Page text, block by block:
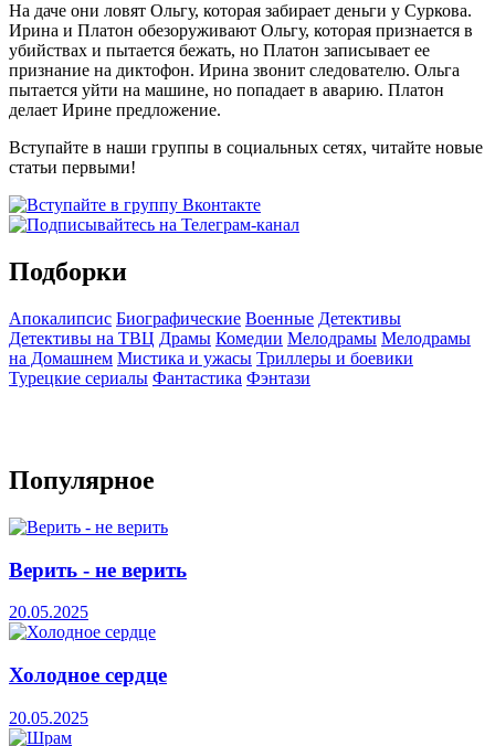
На даче они ловят Ольгу, которая забирает деньги у Суркова.
Ирина и Платон обезоруживают Ольгу, которая признается в
убийствах и пытается бежать, но Платон записывает ее
признание на диктофон. Ирина звонит следователю. Ольга
пытается уйти на машине, но попадает в аварию. Платон
делает Ирине предложение.
Вступайте в наши группы в социальных сетях, читайте новые
статьи первыми!
Подборки
Апокалипсис Биографические Военные Детективы
Детективы на ТВЦ Драмы Комедии Мелодрамы Мелодрамы
на Домашнем Мистика и ужасы Триллеры и боевики
Турецкие сериалы Фантастика Фэнтази
Популярное
Верить - не верить
20.05.2025
Холодное сердце
20.05.2025